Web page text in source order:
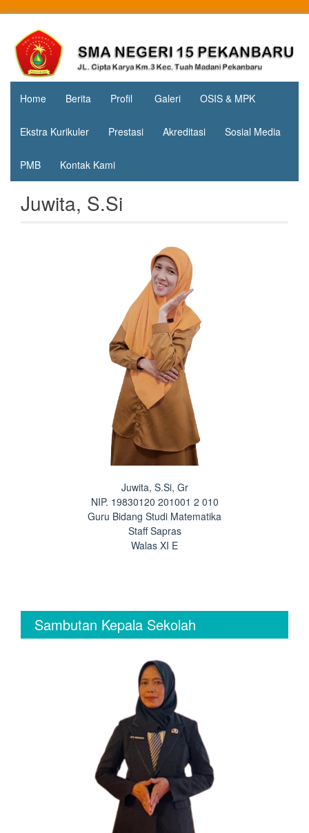
contentSMA
Negeri 15
Pekanbaru
Jl. Cipta
Karya
KM.3, Kec.
Tuah
Madani,
Home Berita Profil Galeri OSIS & MPK
Ekstra Kurikuler Prestasi Akreditasi Sosial Media
PMB Kontak Kami
Juwita, S.Si
Juwita, S.Si, Gr
NIP. 19830120 201001 2 010
Guru Bidang Studi Matematika
Staff Sapras
Walas XI E
Sambutan Kepala Sekolah